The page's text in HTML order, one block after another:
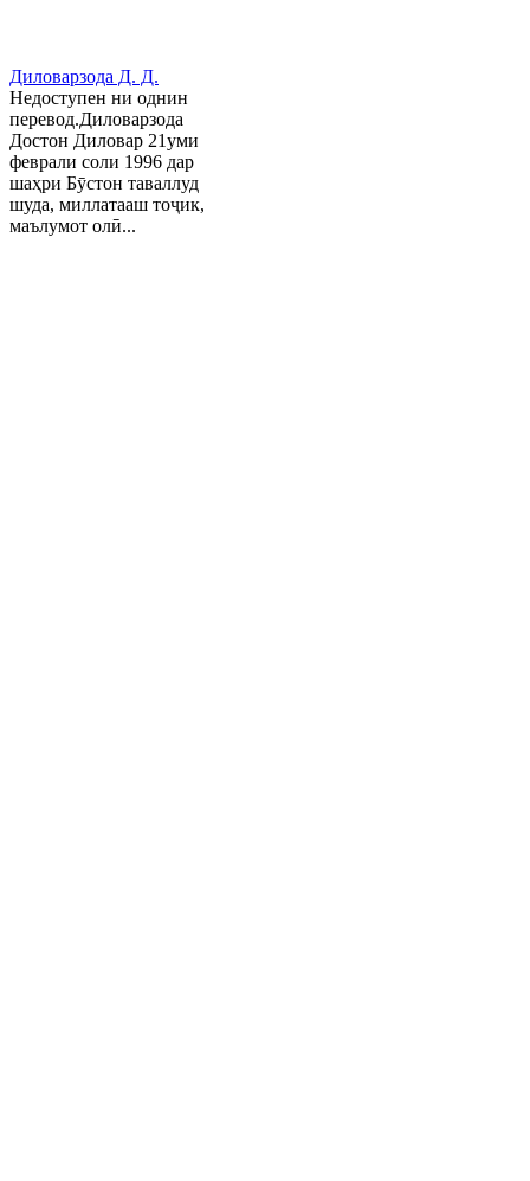
Диловарзода Д. Д.
Недоступен ни однин
перевод.Диловарзода
Достон Диловар 21уми
феврали соли 1996 дар
шаҳри Бӯстон таваллуд
шуда, миллатааш тоҷик,
маълумот олӣ...